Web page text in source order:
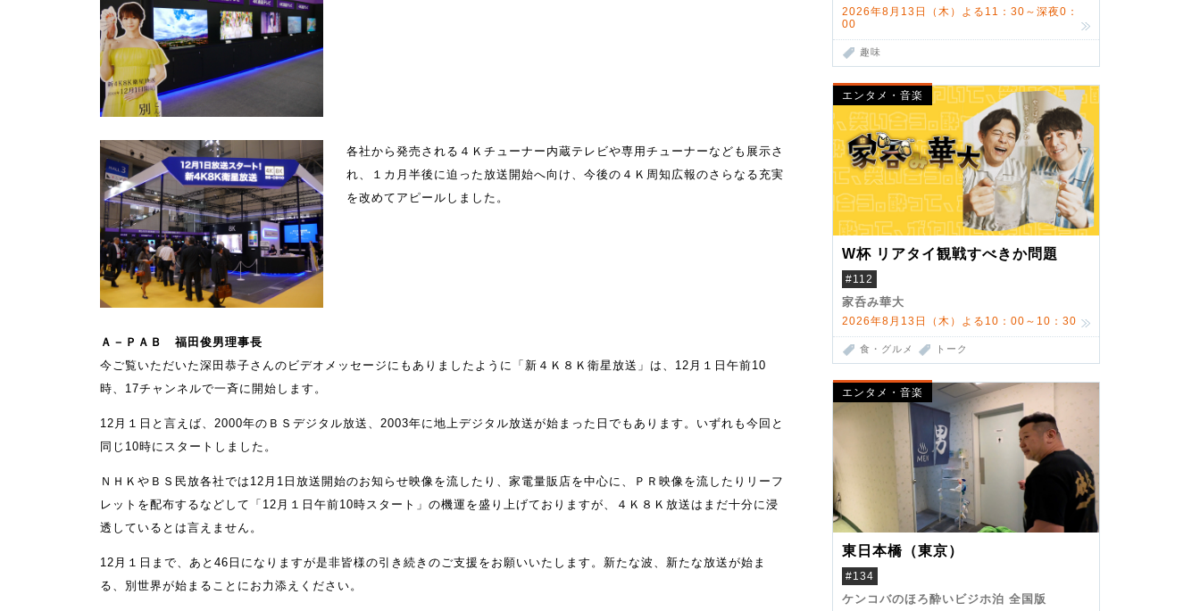
2026年8月13日（木）よる11：30～深夜0：
00
趣味
エンタメ・音楽
W杯 リアタイ観戦すべきか問題
#112
家呑み華大
2026年8月13日（木）よる10：00～10：30
食・グルメ トーク
エンタメ・音楽
東日本橋（東京）
#134
ケンコバのほろ酔いビジホ泊 全国版
各社から発売される４Ｋチューナー内蔵テレビや専用チューナーなども展示さ
れ、１カ月半後に迫った放送開始へ向け、今後の４Ｋ周知広報のさらなる充実
を改めてアピールしました。
Ａ－ＰＡＢ 福田俊男理事長
今ご覧いただいた深田恭子さんのビデオメッセージにもありましたように「新４Ｋ８Ｋ衛星放送」は、12月１日午前10
時、17チャンネルで一斉に開始します。
12月１日と言えば、2000年のＢＳデジタル放送、2003年に地上デジタル放送が始まった日でもあります。いずれも今回と
同じ10時にスタートしました。
ＮＨＫやＢＳ民放各社では12月1日放送開始のお知らせ映像を流したり、家電量販店を中心に、ＰＲ映像を流したりリーフ
レットを配布するなどして「12月１日午前10時スタート」の機運を盛り上げておりますが、４Ｋ８Ｋ放送はまだ十分に浸
透しているとは言えません。
12月１日まで、あと46日になりますが是非皆様の引き続きのご支援をお願いいたします。新たな波、新たな放送が始ま
る、別世界が始まることにお力添えください。